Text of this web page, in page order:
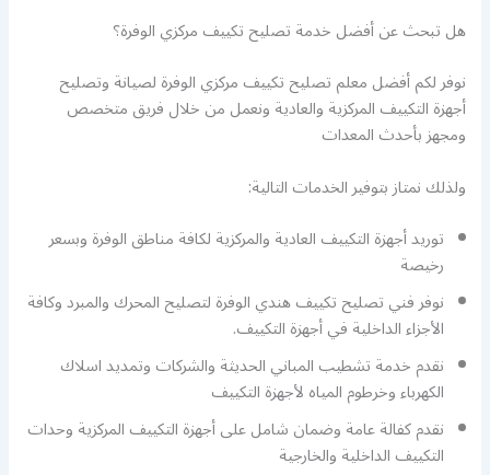
هل تبحث عن أفضل خدمة تصليح تكييف مركزي الوفرة؟
نوفر لكم أفضل معلم تصليح تكييف مركزي الوفرة لصيانة وتصليح
أجهزة التكييف المركزية والعادية ونعمل من خلال فريق متخصص
ومجهز بأحدث المعدات
ولذلك نمتاز بتوفير الخدمات التالية:
توريد أجهزة التكييف العادية والمركزية لكافة مناطق الوفرة وبسعر
رخيصة
نوفر فني تصليح تكييف هندي الوفرة لتصليح المحرك والمبرد وكافة
الأجزاء الداخلية في أجهزة التكييف.
نقدم خدمة تشطيب المباني الحديثة والشركات وتمديد اسلاك
الكهرباء وخرطوم المياه لأجهزة التكييف
نقدم كفالة عامة وضمان شامل على أجهزة التكييف المركزية وحدات
التكييف الداخلية والخارجية